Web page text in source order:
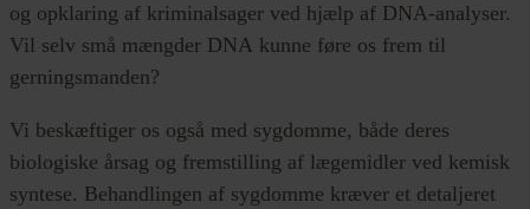
og opklaring af kriminalsager ved hjælp af DNA-analyser.
Vil selv små mængder DNA kunne føre os frem til
gerningsmanden?
Vi beskæftiger os også med sygdomme, både deres
biologiske årsag og fremstilling af lægemidler ved kemisk
syntese. Behandlingen af sygdomme kræver et detaljeret